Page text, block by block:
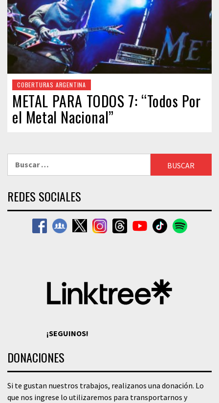
COBERTURAS ARGENTINA
METAL PARA TODOS 7: “Todos Por
el Metal Nacional”
REDES SOCIALES
¡SEGUINOS!
DONACIONES
Si te gustan nuestros trabajos, realizanos una donación. Lo
que nos ingrese lo utilizaremos para transportarnos y